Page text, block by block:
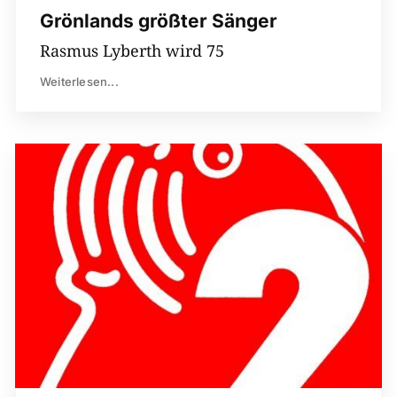
Grönlands größter Sänger
Rasmus Lyberth wird 75
Weiterlesen...